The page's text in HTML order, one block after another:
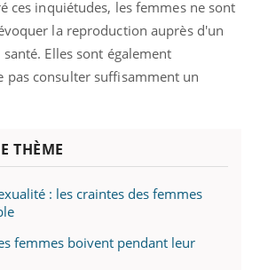
ces inquiétudes, les femmes ne sont
la reproduction auprès d'un
Elles sont également
pas consulter suffisamment un
THÈME
: les craintes des femmes
femmes boivent pendant leur